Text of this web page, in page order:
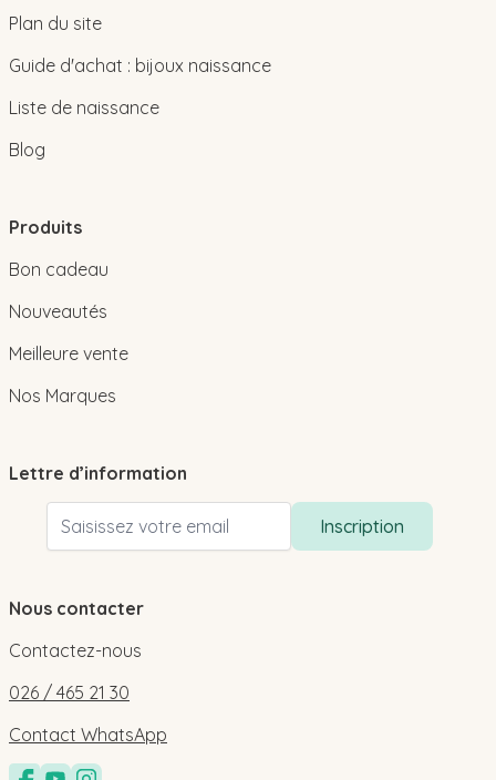
Plan du site
Guide d'achat : bijoux naissance
Liste de naissance
Blog
Produits
Bon cadeau
Nouveautés
Meilleure vente
Nos Marques
Lettre d’information
Adresse email
Inscription
Nous contacter
Contactez-nous
026 / 465 21 30
Contact WhatsApp